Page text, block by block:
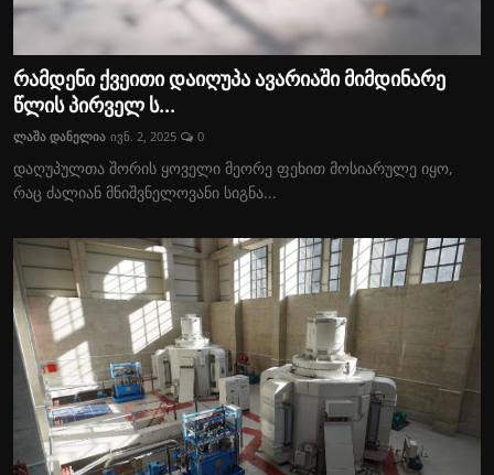
რამდენი ქვეითი დაიღუპა ავარიაში მიმდინარე
წლის პირველ ს...
ლაშა დანელია ივნ. 2, 2025 0
დაღუპულთა შორის ყოველი მეორე ფეხით მოსიარულე იყო,
რაც ძალიან მნიშვნელოვანი სიგნა...